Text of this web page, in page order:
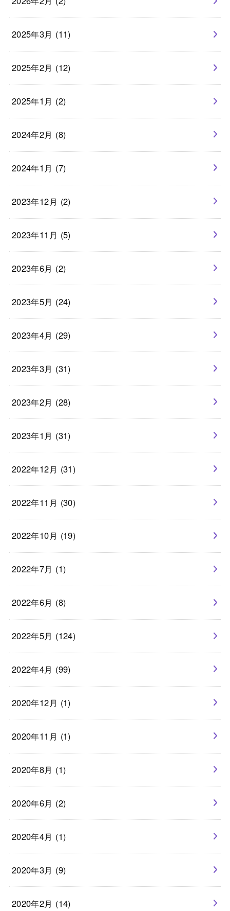
2025年3月 (11)
2025年2月 (12)
2025年1月 (2)
2024年2月 (8)
2024年1月 (7)
2023年12月 (2)
2023年11月 (5)
2023年6月 (2)
2023年5月 (24)
2023年4月 (29)
2023年3月 (31)
2023年2月 (28)
2023年1月 (31)
2022年12月 (31)
2022年11月 (30)
2022年10月 (19)
2022年7月 (1)
2022年6月 (8)
2022年5月 (124)
2022年4月 (99)
2020年12月 (1)
2020年11月 (1)
2020年8月 (1)
2020年6月 (2)
2020年4月 (1)
2020年3月 (9)
2020年2月 (14)